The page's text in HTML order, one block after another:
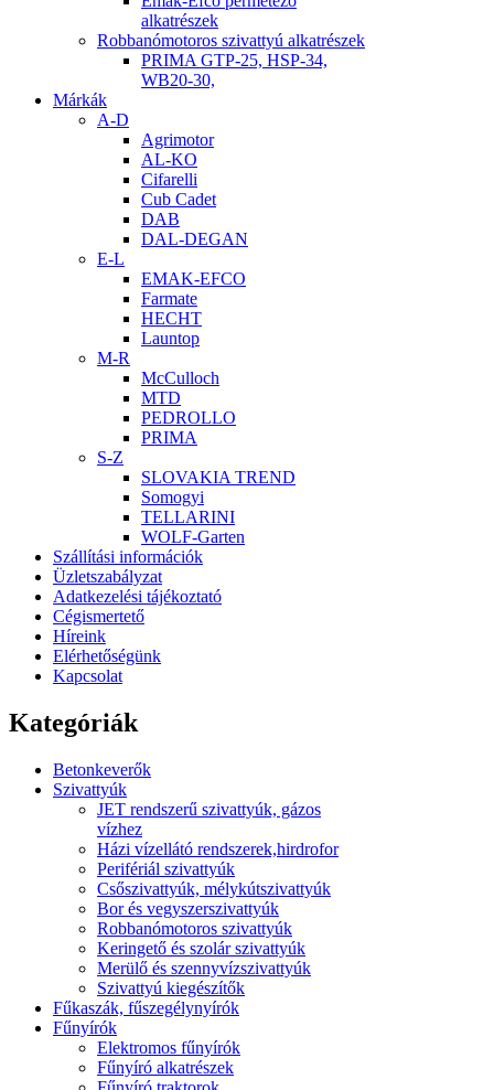
alkatrészek
Robbanómotoros szivattyú alkatrészek
PRIMA GTP-25, HSP-34,
WB20-30,
Márkák
A-D
Agrimotor
AL-KO
Cifarelli
Cub Cadet
DAB
DAL-DEGAN
E-L
EMAK-EFCO
Farmate
HECHT
Launtop
M-R
McCulloch
MTD
PEDROLLO
PRIMA
S-Z
SLOVAKIA TREND
Somogyi
TELLARINI
WOLF-Garten
Szállítási információk
Üzletszabályzat
Adatkezelési tájékoztató
Cégismertető
Híreink
Elérhetőségünk
Kapcsolat
Kategóriák
Betonkeverők
Szivattyúk
JET rendszerű szivattyúk, gázos
vízhez
Házi vízellátó rendszerek,hirdrofor
Perifériál szivattyúk
Csőszivattyúk, mélykútszivattyúk
Bor és vegyszerszivattyúk
Robbanómotoros szivattyúk
Keringető és szolár szivattyúk
Merülő és szennyvízszivattyúk
Szivattyú kiegészítők
Fűkaszák, fűszegélynyírók
Fűnyírók
Elektromos fűnyírók
Fűnyíró alkatrészek